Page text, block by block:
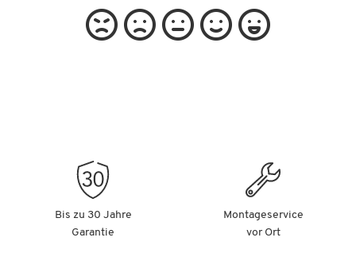
Bis zu 30 Jahre
Garantie
Montageservice
vor Ort